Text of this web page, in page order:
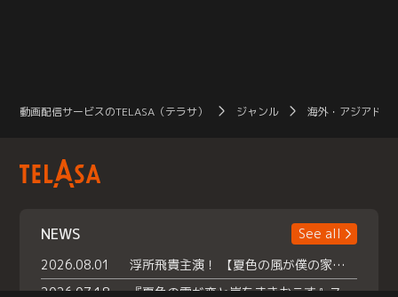
動画配信サービスのTELASA（テラサ） ジャンル 海外・アジアドラ
NEWS
See all
2026.08.01
浮所飛貴主演！ 【夏色の風が僕の家にやってきた】 本日よりテラサで独占配信スタート！
2026.07.18
『夏色の雲が恋と嵐をまきおこす』スペシャルメイキング 【Part1】2026年７月18日（土）23時30分～配信スタート！話題のシーンの裏側を大公開！豪華キャスト大集合！ 『武宮家 真夏の家族会議』開催！